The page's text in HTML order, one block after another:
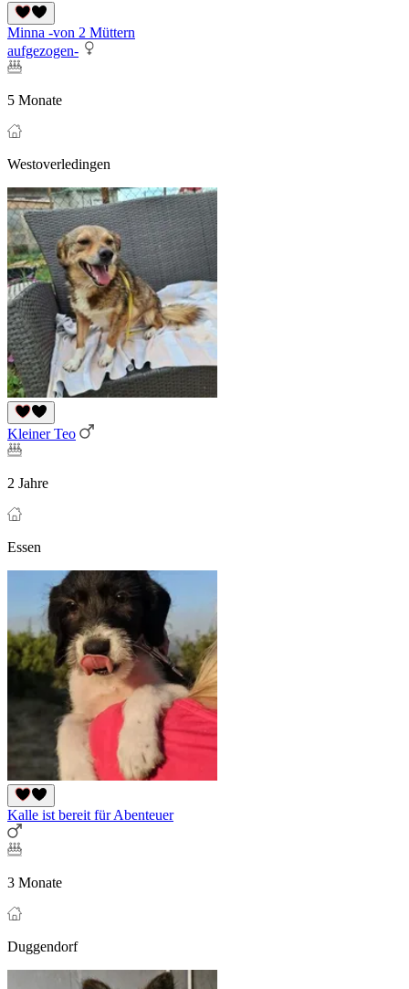
Minna -von 2 Müttern
aufgezogen-
5 Monate
Westoverledingen
Kleiner Teo
2 Jahre
Essen
Kalle ist bereit für Abenteuer
3 Monate
Duggendorf